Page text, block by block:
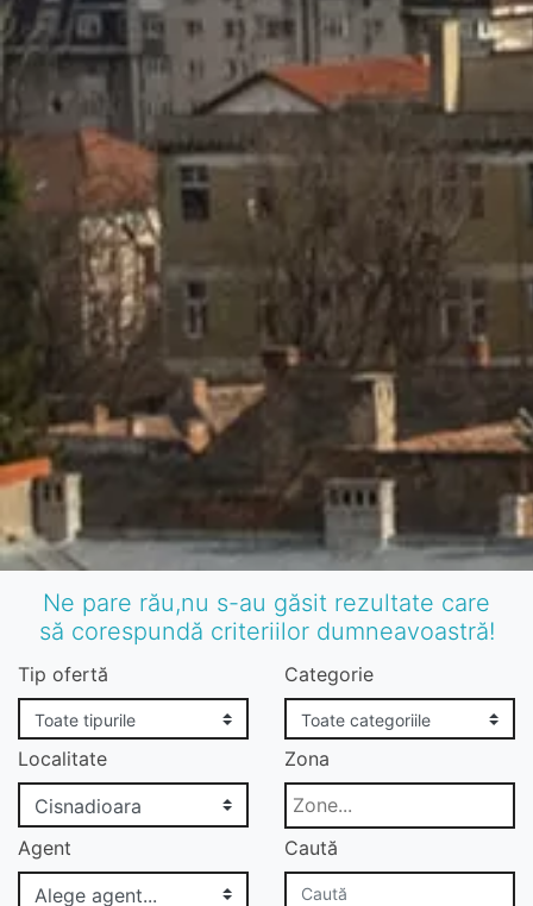
Ne pare rău,nu s-au găsit rezultate care
să corespundă criteriilor dumneavoastră!
Tip ofertă Categorie
Localitate Zona
Agent Caută